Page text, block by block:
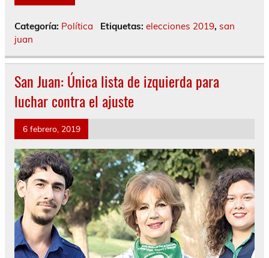
Categoría: Política Etiquetas: elecciones 2019, san
juan
San Juan: Única lista de izquierda para
luchar contra el ajuste
6 febrero, 2019